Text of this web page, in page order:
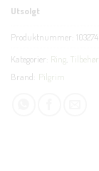
Utsolgt
Produktnummer: 103274
Kategorier: Ring Tilbehør
Brand: Pilgrim